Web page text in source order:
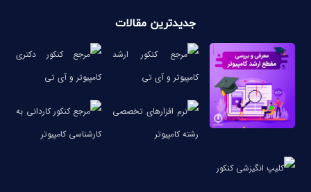
جدیدترین مقالات